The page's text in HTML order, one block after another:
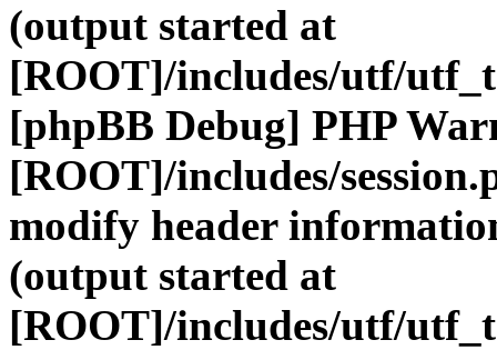
(output started at
[ROOT]/includes/utf/
[phpBB Debug] PHP
[ROOT]/includes/
modify header
(output started at
[ROOT]/includes/utf/